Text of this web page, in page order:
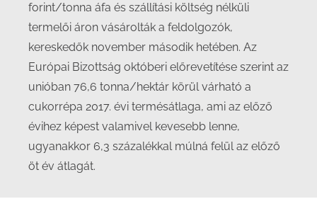
forint/tonna áfa és szállítási költség nélküli
termelői áron vásárolták a feldolgozók,
kereskedők november második hetében. Az
Európai Bizottság októberi előrevetítése szerint az
unióban 76,6 tonna/hektár körül várható a
cukorrépa 2017. évi termésátlaga, ami az előző
évihez képest valamivel kevesebb lenne,
ugyanakkor 6,3 százalékkal múlná felül az előző
öt év átlagát.